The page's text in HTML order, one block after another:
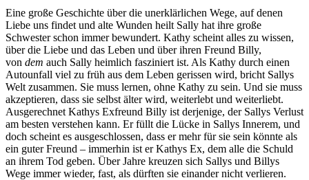
Eine große Geschichte über die unerklärlichen Wege, auf denen
Liebe uns findet und alte Wunden heilt Sally hat ihre große
Schwester schon immer bewundert. Kathy scheint alles zu wissen,
über die Liebe und das Leben und über ihren Freund Billy,
von dem auch Sally heimlich fasziniert ist. Als Kathy durch einen
Autounfall viel zu früh aus dem Leben gerissen wird, bricht Sallys
Welt zusammen. Sie muss lernen, ohne Kathy zu sein. Und sie muss
akzeptieren, dass sie selbst älter wird, weiterlebt und weiterliebt.
Ausgerechnet Kathys Exfreund Billy ist derjenige, der Sallys Verlust
am besten verstehen kann. Er füllt die Lücke in Sallys Innerem, und
doch scheint es ausgeschlossen, dass er mehr für sie sein könnte als
ein guter Freund – immerhin ist er Kathys Ex, dem alle die Schuld
an ihrem Tod geben. Über Jahre kreuzen sich Sallys und Billys
Wege immer wieder, fast, als dürften sie einander nicht verlieren.